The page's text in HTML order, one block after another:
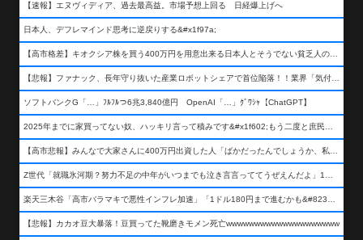
【速報】エヌヴィディア、過去最高益。市場予想上回る 日経爆上げへ
日本人、デフレマインド思考に逆戻りする&#x1f97a;
【高市格差】キオクシア株を買う400万円を用意出来る日本人とそうでない貧乏人の差が超広まるって事よ
【悲報】ファナック、長年守り抜いた産業ロボットシェアで首位陥落！！業界「気付いたら一気に抜かれていた…」
ソフトバンクG「…」ﾌﾙﾌﾙつ6兆3,840億円 OpenAI「…」ｸﾞﾜｼｬ【ChatGPT】
2025年までに家買ってない奴、ハッキリ言って積みです&#x1f602;もう二度と庶民が買える値段になりません&#x1f602;&#x1f602;&#x1f602;
【高市悲報】みんなで大家さんに400万円出資した人「ばかだったんでしょうか、私は&#x1f622;」
Z世代「就職氷河期？努力不足の中年がいつまでも泣き言言っててうぜえんだよ」1万いいね
楽天三木谷「高市バラマキで悪性インフレ加速」「1ドル180円まで進むかも&#8230;もう看過できない」
【悲報】カカオ豆大暴落！豆買ってた靴磨きモメン死亡wwwwwwwwwwwwwwwwwwww